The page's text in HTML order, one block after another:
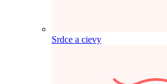
Srdce a cievy